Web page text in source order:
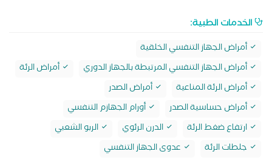
الخدمات الطبية:
أمراض الجهاز التنفسي الخلقية
أمراض الجهاز التنفسي المرتبطة بالجهاز الدوري
أمراض الرئة
أمراض الرئة المناعية
أمراض الصدر
أمراض حساسية الصدر
أورام الجهازم التنفسي
ارتفاع ضغط الرئة
الدرن الرئوي
الربو الشعبي
جلطات الرئة
عدوى الجهاز التنفسي